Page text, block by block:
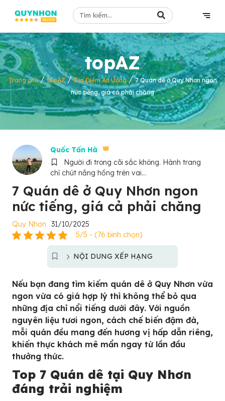
topAZ
Trang chủ/topAZ/Địa Điểm Ăn Uống/7 Quán dê ở Quy Nhơn ngon
nức tiếng, giá cả phải chăng
Quốc Tấn Hà
Người đi trong cõi sắc không. Hành trang
chỉ chút nắng hồng trên vai...
7 Quán dê ở Quy Nhơn ngon
nức tiếng, giá cả phải chăng
Quy Nhơn
31/10/2025
5/5 - (76 bình chọn)
NỘI DUNG XẾP HẠNG
Nếu bạn đang tìm kiếm quán dê ở Quy Nhơn vừa
ngon vừa có giá hợp lý thì không thể bỏ qua
những địa chỉ nổi tiếng dưới đây. Với nguồn
nguyên liệu tươi ngon, cách chế biến đậm đà,
mỗi quán đều mang đến hương vị hấp dẫn riêng,
khiến thực khách mê mẩn ngay từ lần đầu
thưởng thức.
Top 7 Quán dê tại Quy Nhơn
đáng trải nghiệm